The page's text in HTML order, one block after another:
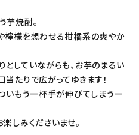
芋焼酎。
檸檬を想わせる柑橘系の爽やか
していながらも、お芋のまるい
たりで広がってゆきます！
いもう一杯手が伸びてしまう一
しみくださいませ。